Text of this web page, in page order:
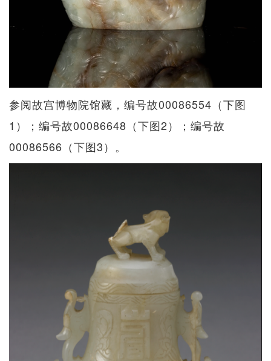
参阅故宫博物院馆藏，编号故00086554（下图
1）；编号故00086648（下图2）；编号故
00086566（下图3）。